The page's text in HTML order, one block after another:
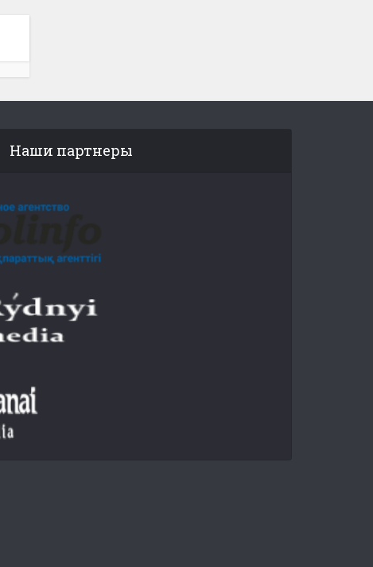
Наши партнеры